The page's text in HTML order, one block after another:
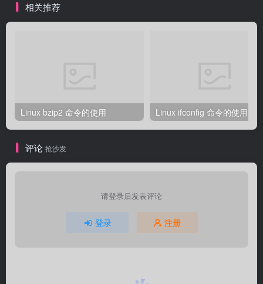
相关推荐
Linux bzip2 命令的使用 Linux ifconfig 命令的使用
评论 抢沙发
请登录后发表评论
登录 注册